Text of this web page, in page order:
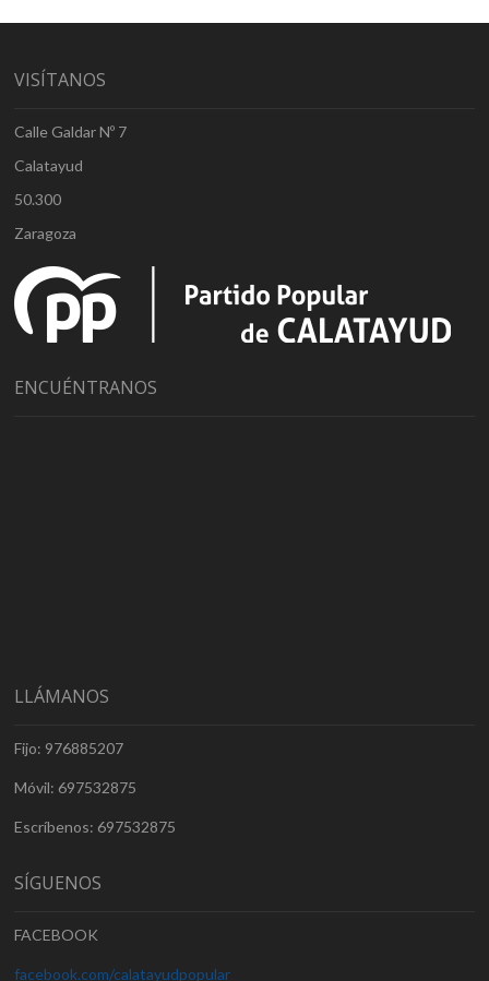
VISÍTANOS
Calle Galdar Nº 7
Calatayud
50.300
Zaragoza
ENCUÉNTRANOS
LLÁMANOS
Fijo: 976885207
Móvil: 697532875
Escríbenos: 697532875
SÍGUENOS
FACEBOOK
facebook.com/calatayudpopular